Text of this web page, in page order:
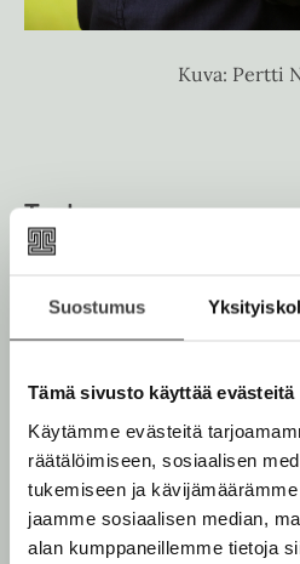
Suostumus
Tämä sivusto käyttää evästeitä
Käytämme evästeitä
räätälöimiseen, sosiaalisen
tukemiseen ja
jaamme sosiaalisen median,
alan kumppaneillemme tietoja
Kuva: Pertti
Teokset